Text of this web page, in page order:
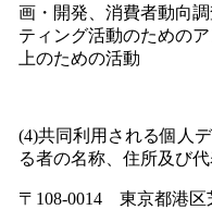
画・開発、消費者動向
ティング活動のための
上のための活動
(4)共同利用される個人
る者の名称、住所及び
〒108-0014 東京都港区